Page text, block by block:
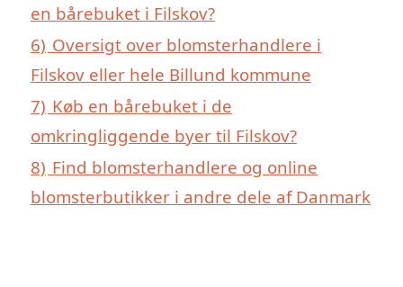
en bårebuket i Filskov?
6) Oversigt over blomsterhandlere i
Filskov eller hele Billund kommune
7) Køb en bårebuket i de
omkringliggende byer til Filskov?
8) Find blomsterhandlere og online
blomsterbutikker i andre dele af Danmark